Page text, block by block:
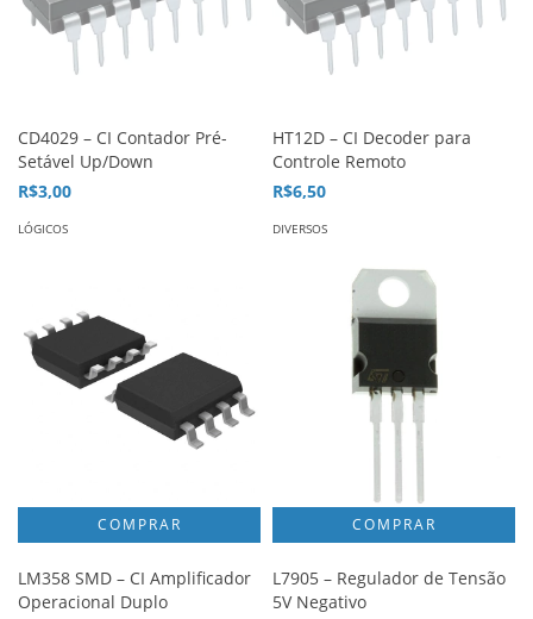
CD4029 – CI Contador Pré-
Setável Up/Down
R$3,00
LÓGICOS
HT12D – CI Decoder para
Controle Remoto
R$6,50
DIVERSOS
LM358 SMD – CI Amplificador
Operacional Duplo
L7905 – Regulador de Tensão
5V Negativo